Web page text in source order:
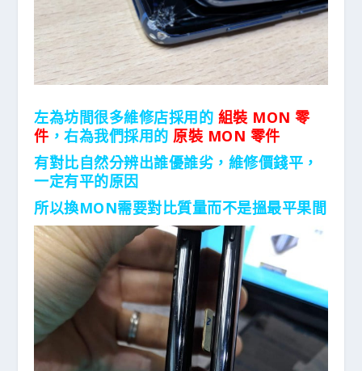
左為坊間很多維修店採用的 組裝 MON 零
件 ，右為我們採用的 原裝 MON 零件
有對比自然分辨出誰優誰劣，維修價錢平，
一定有平的原因
所以換MON需要對比質量而不是搵最平果間